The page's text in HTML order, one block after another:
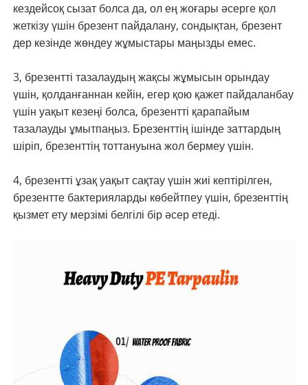
кездейсоқ сызат болса да, ол ең жоғары әсерге қол
жеткізу үшін брезент пайдалану, сондықтан, брезент
дер кезінде жөндеу жұмыстары маңызды емес.
3, брезентті тазалаудың жақсы жұмысын орындау
үшін, қолданғаннан кейін, егер қою қажет пайдаланбау
үшін уақыт кезеңі болса, брезентті қарапайым
тазалауды ұмытпаңыз. Брезенттің ішінде заттардың
шіріп, брезенттің тоттануына жол бермеу үшін.
4, брезентті ұзақ уақыт сақтау үшін жиі кептірілген,
брезентте бактерияларды көбейтпеу үшін, брезенттің
қызмет ету мерзімі белгілі бір әсер етеді.